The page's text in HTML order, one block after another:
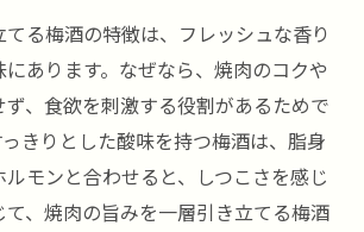
る梅酒の特徴は、フレッシュな香り
あります。なぜなら、焼肉のコクや
、食欲を刺激する役割があるためで
きりとした酸味を持つ梅酒は、脂身
モンと合わせると、しつこさを感じ
て、焼肉の旨みを一層引き立てる梅酒